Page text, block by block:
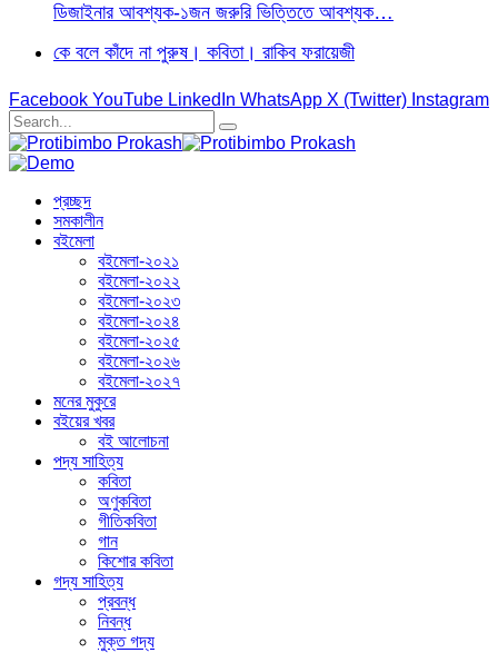
ডিজাইনার আবশ্যক-১জন জরুরি ভিত্তিতে আবশ্যক…
কে বলে কাঁদে না পুরুষ। কবিতা। রাকিব ফরায়েজী
Facebook YouTube LinkedIn WhatsApp X (Twitter) Instagram
প্রচ্ছদ
সমকালীন
বইমেলা
বইমেলা-২০২১
বইমেলা-২০২২
বইমেলা-২০২৩
বইমেলা-২০২৪
বইমেলা-২০২৫
বইমেলা-২০২৬
বইমেলা-২০২৭
মনের মুকুরে
বইয়ের খবর
বই আলোচনা
পদ্য সাহিত্য
কবিতা
অণুকবিতা
গীতিকবিতা
গান
কিশোর কবিতা
গদ্য সাহিত্য
প্রবন্ধ
নিবন্ধ
মুক্ত গদ্য